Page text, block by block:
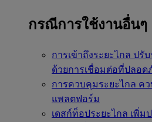
กรณีการใช้งานอื่นๆ
การเข้าถึงระยะไกล ปรับ
ด้วยการเชื่อมต่อที่ปลอด
การควบคุมระยะไกล ค
แพลตฟอร์ม
เดสก์ท็อประยะไกล เพิ่ม